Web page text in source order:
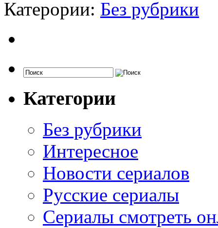
Катерории: Без рубрики
Категории
Без рубрики
Интересное
Новости сериалов
Русские сериалы
Сериалы смотреть